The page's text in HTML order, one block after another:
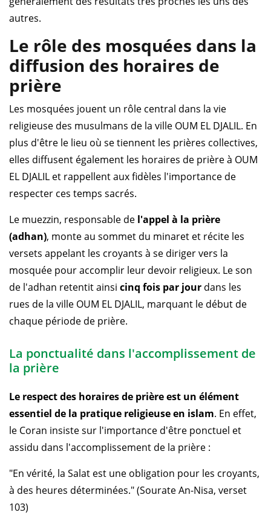
autres.
Le rôle des mosquées dans la
diffusion des horaires de
prière
Les mosquées jouent un rôle central dans la vie
religieuse des musulmans de la ville OUM EL DJALIL. En
plus d'être le lieu où se tiennent les prières collectives,
elles diffusent également les horaires de prière à OUM
EL DJALIL et rappellent aux fidèles l'importance de
respecter ces temps sacrés.
Le muezzin, responsable de l'appel à la prière
(adhan), monte au sommet du minaret et récite les
versets appelant les croyants à se diriger vers la
mosquée pour accomplir leur devoir religieux. Le son
de l'adhan retentit ainsi cinq fois par jour dans les
rues de la ville OUM EL DJALIL, marquant le début de
chaque période de prière.
La ponctualité dans l'accomplissement de
la prière
Le respect des horaires de prière est un élément
essentiel de la pratique religieuse en islam. En effet,
le Coran insiste sur l'importance d'être ponctuel et
assidu dans l'accomplissement de la prière :
"En vérité, la Salat est une obligation pour les croyants,
à des heures déterminées." (Sourate An-Nisa, verset
103)